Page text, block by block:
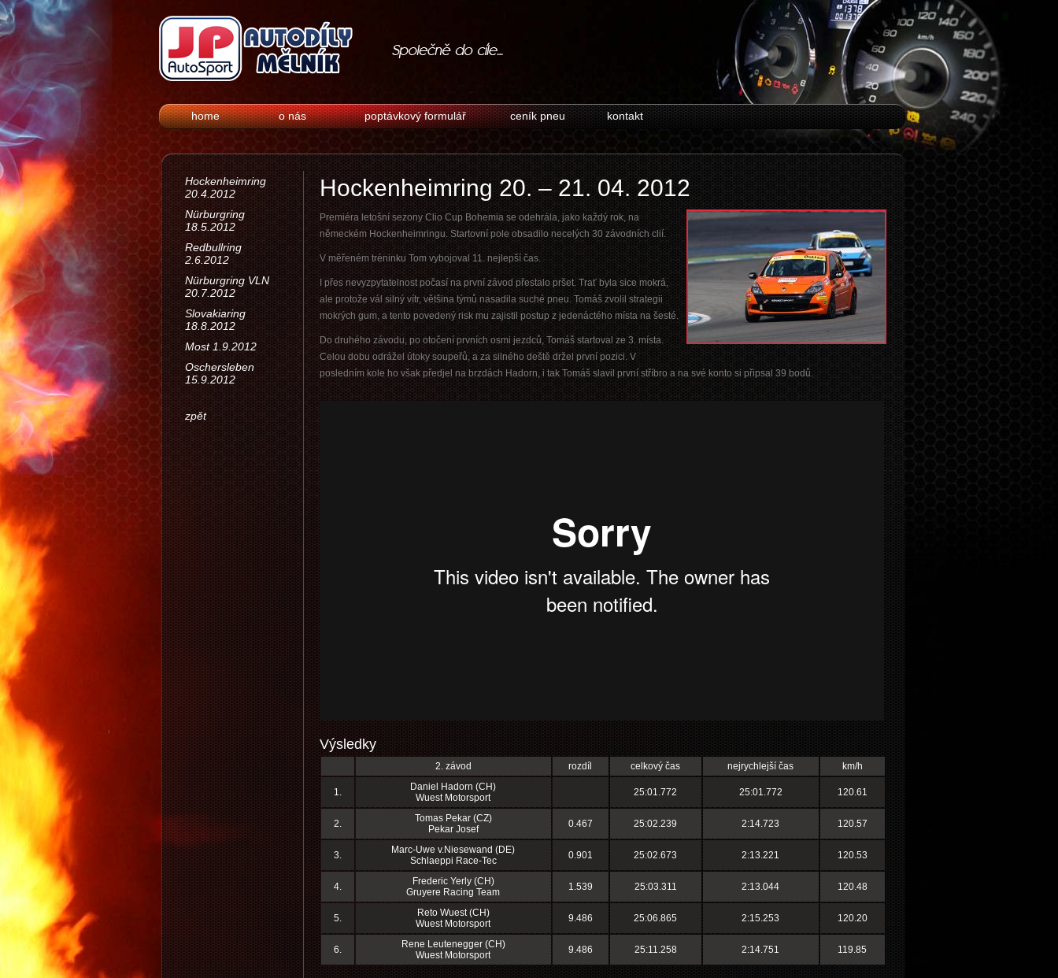
home o nás poptávkový formulář ceník pneu kontakt
Hockenheimring
20.4.2012
Nürburgring
18.5.2012
Redbullring
2.6.2012
Nürburgring VLN
20.7.2012
Slovakiaring
18.8.2012
Most 1.9.2012
Oschersleben
15.9.2012
zpět
Hockenheimring 20. – 21. 04. 2012
Premiéra letošní sezony Clio Cup Bohemia se odehrála, jako každý rok, na
německém Hockenheimringu. Startovní pole obsadilo necelých 30 závodních clií.
V měřeném tréninku Tom vybojoval 11. nejlepší čas.
I přes nevyzpytatelnost počasí na první závod přestalo pršet. Trať byla sice mokrá,
ale protože vál silný vítr, většina týmů nasadila suché pneu. Tomáš zvolil strategii
mokrých gum, a tento povedený risk mu zajistil postup z jedenáctého místa na šesté.
Do druhého závodu, po otočení prvních osmi jezdců, Tomáš startoval ze 3. místa.
Celou dobu odrážel útoky soupeřů, a za silného deště držel první pozici. V
posledním kole ho však předjel na brzdách Hadorn, i tak Tomáš slavil první stříbro a na své konto si připsal 39 bodů.
Výsledky
2. závod rozdíl celkový čas nejrychlejší čas km/h
1.
Daniel Hadorn (CH)
Wuest Motorsport
25:01.772 25:01.772 120.61
2.
Tomas Pekar (CZ)
Pekar Josef
0.467 25:02.239 2:14.723 120.57
3.
Marc-Uwe v.Niesewand (DE)
Schlaeppi Race-Tec
0.901 25:02.673 2:13.221 120.53
4.
Frederic Yerly (CH)
Gruyere Racing Team
1.539 25:03.311 2:13.044 120.48
5.
Reto Wuest (CH)
Wuest Motorsport
9.486 25:06.865 2:15.253 120.20
6.
Rene Leutenegger (CH)
Wuest Motorsport
9.486 25:11.258 2:14.751 119.85